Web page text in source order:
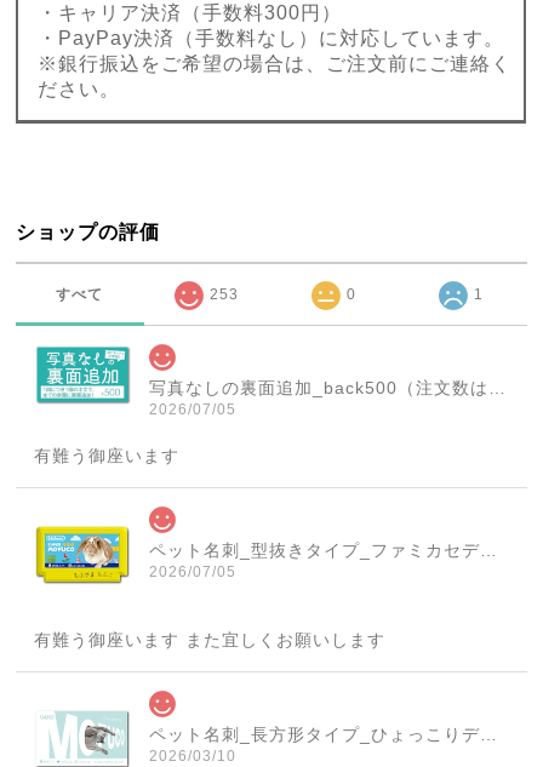
・キャリア決済（手数料300円）
・PayPay決済（手数料なし）に対応しています。
※銀行振込をご希望の場合は、ご注文前にご連絡く
ださい。
ショップの評価
すべて 253 0 1
2026/07/05
有難う御座います
2026/07/05
有難う御座います また宜しくお願いします
2026/03/10